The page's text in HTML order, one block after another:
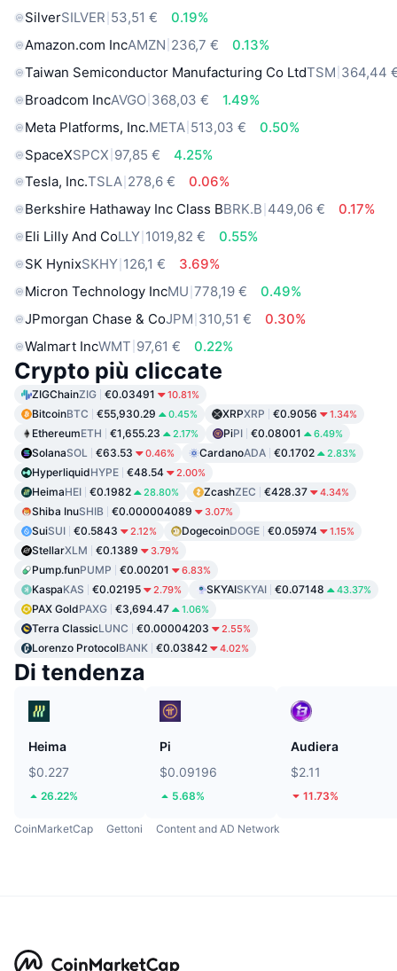
SilverSILVER 53,51 €
0.19%
Amazon.com IncAMZN 236,7 €
0.13%
Taiwan Semiconductor Manufacturing Co LtdTSM 364,44
Broadcom IncAVGO 368,03 €
1.49%
Meta Platforms, Inc.META 513,03 €
0.50%
SpaceXSPCX 97,85 €
4.25%
Tesla, Inc.TSLA 278,6 €
0.06%
Berkshire Hathaway Inc Class BBRK.B 449,06 €
0.17%
Eli Lilly And CoLLY 1019,82 €
0.55%
SK HynixSKHY 126,1 €
3.69%
Micron Technology IncMU 778,19 €
0.49%
JPmorgan Chase & CoJPM 310,51 €
0.30%
Walmart IncWMT 97,61 € 0.22%
Crypto più cliccate
ZIGChainZIG €0.03491 10.81%
BitcoinBTC €55,930.29 0.45% XRPXRP €0.9056 1.34%
EthereumETH €1,655.23 2.17% PiPI €0.08001 6.49%
SolanaSOL €63.53 0.46% CardanoADA €0.1702 2.83%
HyperliquidHYPE €48.54 2.00%
HeimaHEI €0.1982 28.80% ZcashZEC €428.37 4.34%
Shiba InuSHIB €0.000004089 3.07%
SuiSUI €0.5843 2.12% DogecoinDOGE €0.05974 1.15%
StellarXLM €0.1389 3.79%
Pump.funPUMP €0.00201 6.83%
KaspaKAS €0.02195 2.79% SKYAISKYAI €0.07148 43.37%
PAX GoldPAXG €3,694.47 1.06%
Terra ClassicLUNC €0.00004203 2.55%
Lorenzo ProtocolBANK €0.03842 4.02%
Di tendenza
Heima
$0.227
26.22%
Pi
$0.09196
5.68%
Audiera
$2.11
11.73%
CoinMarketCap Gettoni Content and AD Network